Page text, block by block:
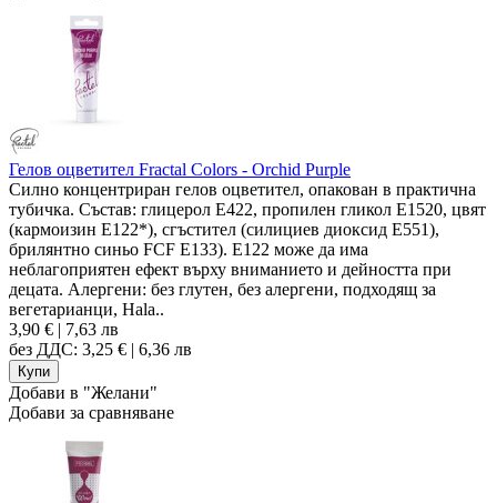
Гелов оцветител Fractal Colors - Orchid Purple
Силно концентриран гелов оцветител, опакован в практична
тубичка. Състав: глицерол E422, пропилен гликол E1520, цвят
(кармоизин E122*), сгъстител (силициев диоксид E551),
брилянтно синьо FCF E133). Е122 може да има
неблагоприятен ефект върху вниманието и дейността при
децата. Алергени: без глутен, без алергени, подходящ за
вегетарианци, Hala..
3,90 € | 7,63 лв
без ДДС: 3,25 € | 6,36 лв
Добави в "Желани"
Добави за сравняване